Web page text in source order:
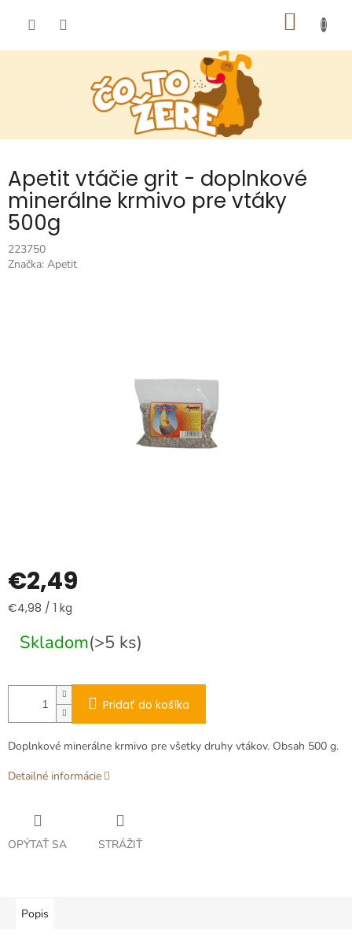
Apetit vtáčie grit - doplnkové
minerálne krmivo pre vtáky
500g
223750
Značka: Apetit
€2,49
Jednotková
€4,98 / 1 kg
Skladom(>5 ks)
Pridať do košíka
Doplnkové minerálne krmivo pre všetky druhy vtákov. Obsah 500 g.
Detailné informácie
OPÝTAŤ SA STRÁŽIŤ
Popis